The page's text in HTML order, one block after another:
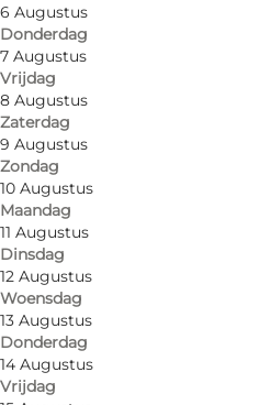
6 Augustus
Donderdag
7 Augustus
Vrijdag
8 Augustus
Zaterdag
9 Augustus
Zondag
10 Augustus
Maandag
11 Augustus
Dinsdag
12 Augustus
Woensdag
13 Augustus
Donderdag
14 Augustus
Vrijdag
The walls has been
Lars Jensen alias
well-known graffiti
masters the spray can
was a brush.